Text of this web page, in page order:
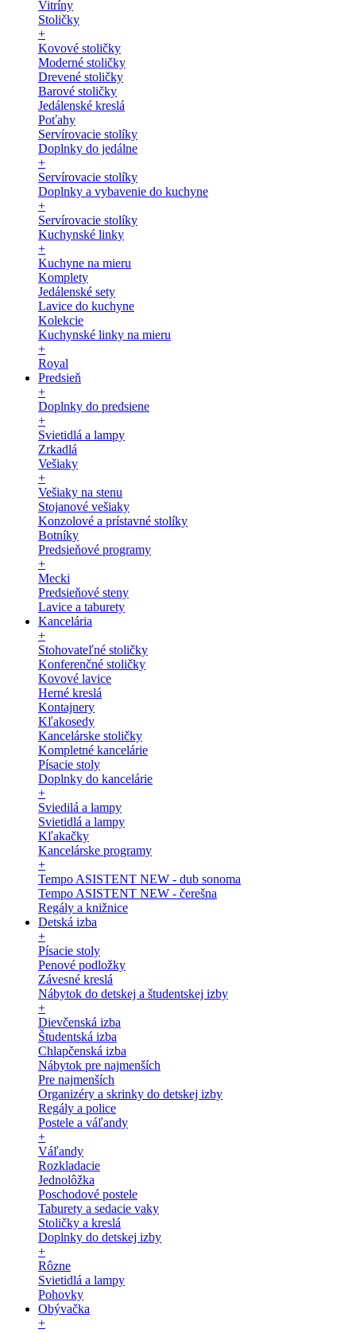
Vitríny
Stoličky
+
Kovové stoličky
Moderné stoličky
Drevené stoličky
Barové stoličky
Jedálenské kreslá
Poťahy
Servírovacie stolíky
Doplnky do jedálne
+
Servírovacie stolíky
Doplnky a vybavenie do kuchyne
+
Servírovacie stolíky
Kuchynské linky
+
Kuchyne na mieru
Komplety
Jedálenské sety
Lavice do kuchyne
Kolekcie
Kuchynské linky na mieru
+
Royal
Predsieň
+
Doplnky do predsiene
+
Svietidlá a lampy
Zrkadlá
Vešiaky
+
Vešiaky na stenu
Stojanové vešiaky
Konzolové a prístavné stolíky
Botníky
Predsieňové programy
+
Mecki
Predsieňové steny
Lavice a taburety
Kancelária
+
Stohovateľné stoličky
Konferenčné stoličky
Kovové lavice
Herné kreslá
Kontajnery
Kľakosedy
Kancelárske stoličky
Kompletné kancelárie
Písacie stoly
Doplnky do kancelárie
+
Sviedilá a lampy
Svietidlá a lampy
Kľakačky
Kancelárske programy
+
Tempo ASISTENT NEW - dub sonoma
Tempo ASISTENT NEW - čerešna
Regály a knižnice
Detská izba
+
Písacie stoly
Penové podložky
Závesné kreslá
Nábytok do detskej a študentskej izby
+
Dievčenská izba
Študentská izba
Chlapčenská izba
Nábytok pre najmenších
Pre najmenších
Organizéry a skrinky do detskej izby
Regály a police
Postele a váľandy
+
Váľandy
Rozkladacie
Jednolôžka
Poschodové postele
Taburety a sedacie vaky
Stoličky a kreslá
Doplnky do detskej izby
+
Rôzne
Svietidlá a lampy
Pohovky
Obývačka
+